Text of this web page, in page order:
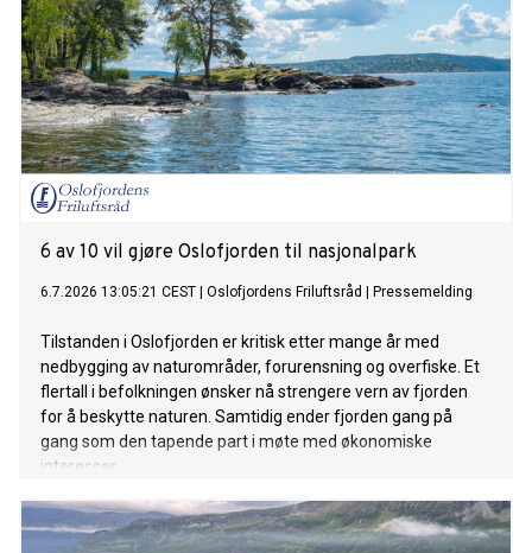
6 av 10 vil gjøre Oslofjorden til nasjonalpark
6.7.2026 13:05:21 CEST Oslofjordens Friluftsråd Pressemelding
Tilstanden i Oslofjorden er kritisk etter mange år med
nedbygging av naturområder, forurensning og overfiske. Et
flertall i befolkningen ønsker nå strengere vern av fjorden
for å beskytte naturen. Samtidig ender fjorden gang på
gang som den tapende part i møte med økonomiske
interesser.